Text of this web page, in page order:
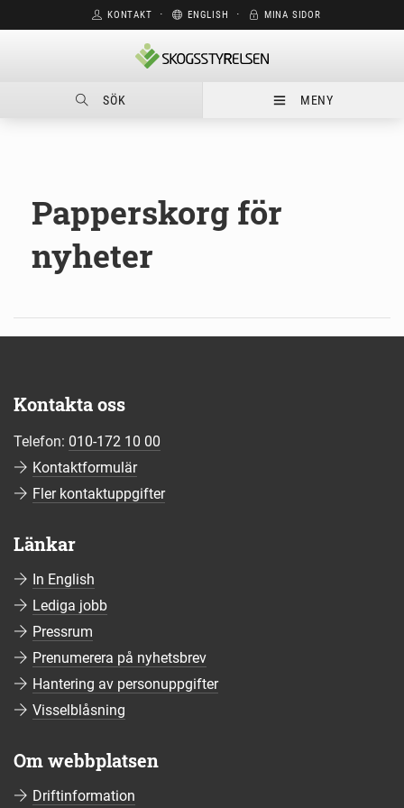
KONTAKT ⋅ ENGLISH ⋅ MINA SIDOR
SÖK MENY
Papperskorg för
nyheter
Kontakta oss
Telefon: 010-172 10 00
Kontaktformulär
Fler kontaktuppgifter
Länkar
In English
Lediga jobb
Pressrum
Prenumerera på nyhetsbrev
Hantering av personuppgifter
Visselblåsning
Om webbplatsen
Driftinformation